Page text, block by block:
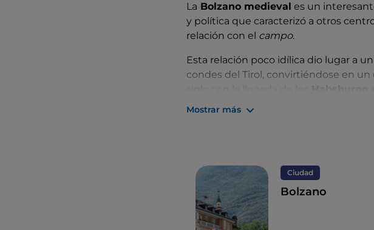
La Bolzano medieval es un
y política que caracterizó a otros
relación con el campo.
Esta relación poco idílica dio lugar a
condes del Tirol, convirtiéndose en
Habsburgo
Otro personaje histórico que marcó
Los legados de su mecenazgo
la renovada
Piazza delle Erbe y
Mostrar más
Ciudad
Bolzano